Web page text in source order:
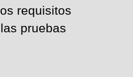
requisitos
pruebas